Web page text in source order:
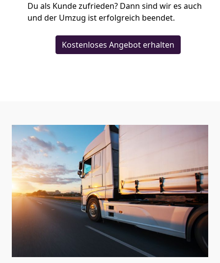
Du als Kunde zufrieden? Dann sind wir es auch
und der Umzug ist erfolgreich beendet.
Kostenloses Angebot erhalten